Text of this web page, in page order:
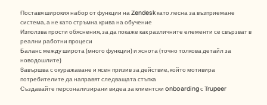
Поставя широкия набор от функции на Zendesk като лесна за възприемане
система, а не като стръмна крива на обучение
Използва прости обяснения, за да покаже как различните елементи се свързват в
реални работни процеси
Баланс между широта (много функции) и яснота (точно толкова детайл за
новодошлите)
Завършва с окуражаване и ясен призив за действие, който мотивира
потребителите да направят следващата стъпка
Създавайте персонализирани видеа за клиентски onboarding с Trupeer